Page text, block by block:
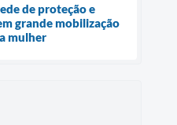
de proteção e
grande mobilização
mulher